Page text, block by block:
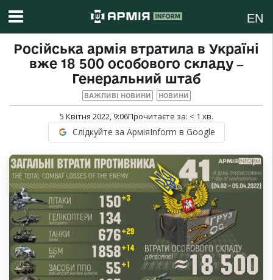
EN
Російська армія втратила в Україні
вже 18 500 особового складу ‒
Генеральний штаб
ВАЖЛИВІ НОВИНИ НОВИНИ
5 Квітня 2022, 9:06Прочитаєте за: < 1 хв.
Слідкуйте за АрміяInform в Google